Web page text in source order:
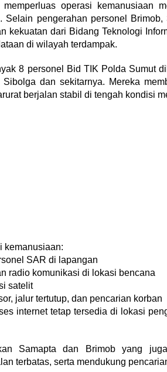
operasi kemanusiaan
pengerahan personel Brimob,
kekuatan dari Bidang Teknologi
di wilayah terdampak.
8 personel Bid TIK Polda Sumut
dan sekitarnya. Mereka
berjalan stabil di tengah kondisi
kemanusiaan:
SAR di lapangan
radio komunikasi di lokasi bencana
satelit
jalur tertutup, dan pencarian korban
internet tetap tersedia di lokasi
Samapta dan Brimob yang
terbatas, serta mendukung